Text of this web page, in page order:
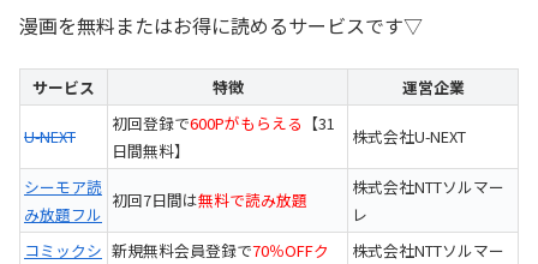
漫画を無料またはお得に読めるサービスです▽
サービス 特徴 運営企業
U-NEXT
初回登録で600Pがもらえる 【31
日間無料】
株式会社U-NEXT
シーモア読
み放題フル
初回7日間は無料で読み放題
株式会社NTTソルマー
レ
コミックシ 新規無料会員登録で70％OFFク
株式会社NTTソルマー